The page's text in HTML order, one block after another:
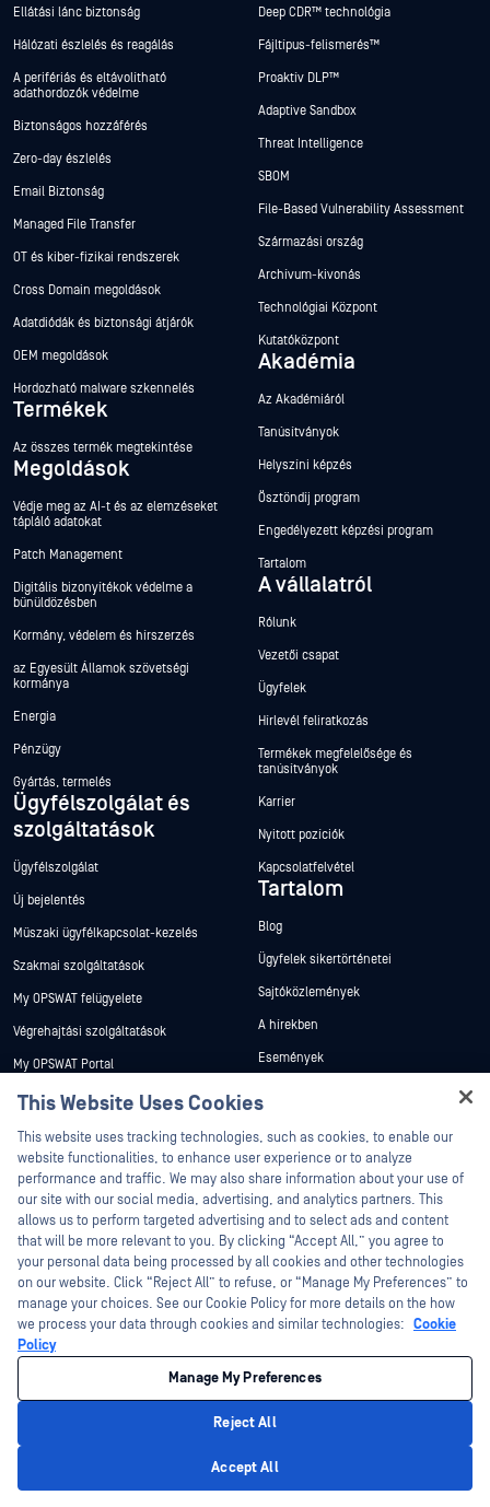
Ellátási lánc biztonság
Hálózati észlelés és reagálás
A perifériás és eltávolítható
adathordozók védelme
Biztonságos hozzáférés
Zero-day észlelés
Email Biztonság
Managed File Transfer
OT és kiber-fizikai rendszerek
Cross Domain megoldások
Adatdiódák és biztonsági átjárók
OEM megoldások
Hordozható malware szkennelés
Termékek
Az összes termék megtekintése
Megoldások
Védje meg az AI-t és az elemzéseket
tápláló adatokat
Patch Management
Digitális bizonyítékok védelme a
bűnüldözésben
Kormány, védelem és hírszerzés
az Egyesült Államok szövetségi
kormánya
Energia
Pénzügy
Gyártás, termelés
Ügyfélszolgálat és
szolgáltatások
Ügyfélszolgálat
Új bejelentés
Műszaki ügyfélkapcsolat-kezelés
Szakmai szolgáltatások
My OPSWAT felügyelete
Végrehajtási szolgáltatások
My OPSWAT Portal
Műszaki dokumentáció
Képzések
Biztonsági sebezhetőségi program
Partnerek
Tanúsítvány
Technológiai partnerek
Channel partner program
Deep CDR™ technológia
Fájltípus-felismerés™
Proaktív DLP™
Adaptive Sandbox
Threat Intelligence
SBOM
File-Based Vulnerability Assessment
Származási ország
Archívum-kivonás
Technológiai Központ
Kutatóközpont
Akadémia
Az Akadémiáról
Tanúsítványok
Helyszíni képzés
Ösztöndíj program
Engedélyezett képzési program
Tartalom
A vállalatról
Rólunk
Vezetői csapat
Ügyfelek
Hírlevél feliratkozás
Termékek megfelelősége és
tanúsítványok
Karrier
Nyitott pozíciók
Kapcsolatfelvétel
Tartalom
Blog
Ügyfelek sikertörténetei
Sajtóközlemények
A hírekben
Események
Fehér könyvek
©2026 OPSWAT . Minden jog fenntartva. OPSWAT, MetaDefender, Metascan,
MetaAccess, az OPSWAT , Trust no File. Trust No Device., OPSWAT , Protecting the
World's Critical Infrastructure, Deep CDR™ Technology, InQuest, az InQuest logó,
DFI, RetroHunt, Deep File Inspection és Join the Hunt az OPSWAT védjegyei. A
harmadik felek védjegyei a megfelelő tulajdonosok tulajdonát képezik.
Cookie beállítások kezelése
This Website Uses Cookies
This website uses tracking technologies, such as cookies, to enable our
website functionalities, to enhance user experience or to analyze
performance and traffic. We may also share information about your use of
our site with our social media, advertising, and analytics partners. This
allows us to perform targeted advertising and to select ads and content
that will be more relevant to you. By clicking “Accept All,” you agree to
your personal data being processed by all cookies and other technologies
on our website. Click “Reject All” to refuse, or “Manage My Preferences” to
manage your choices. See our Cookie Policy for more details on the how
we process your data through cookies and similar technologies: Cookie
Policy
Manage My Preferences
Reject All
Accept All
Hey there!
I'm Ozzy, your OPSWAT virtual assistant.
How can I help you secure what's critical
today?